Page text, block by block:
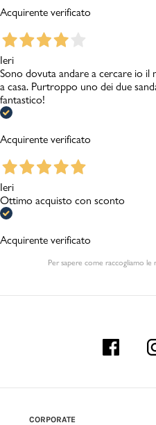
Acquirente verificato
Ieri
Sono dovuta andare a cercare io
a casa. Purtroppo uno dei due
fantastico!
Acquirente verificato
Ieri
Ottimo acquisto con sconto
Acquirente verificato
Per sapere come raccogliamo le
CORPORATE